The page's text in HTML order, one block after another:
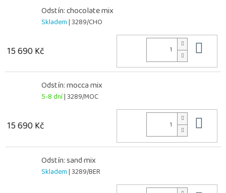
Odstín: chocolate mix
Skladem| 3289/CHO
15 690 Kč
Odstín: mocca mix
5-8 dní| 3289/MOC
15 690 Kč
Odstín: sand mix
Skladem| 3289/BER